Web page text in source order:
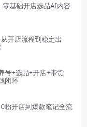
基础开店选品AI内容
开店流程到稳定出
号+选品+开店+带货
闭环
粉开店到爆款笔记全流